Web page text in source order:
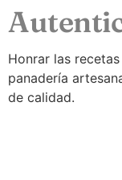
Honrar las
panadería
de calidad.